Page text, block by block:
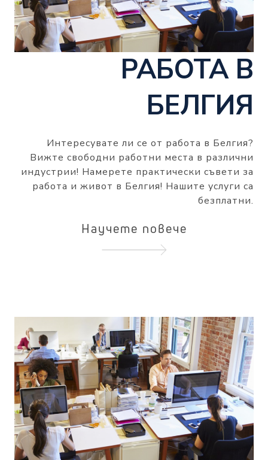
РАБОТА В
БЕЛГИЯ
Интересувате ли се от работа в Белгия?
Вижте свободни работни места в различни
индустрии! Намерете практически съвети за
работа и живот в Белгия! Нашите услуги са
безплатни.
Научете повече